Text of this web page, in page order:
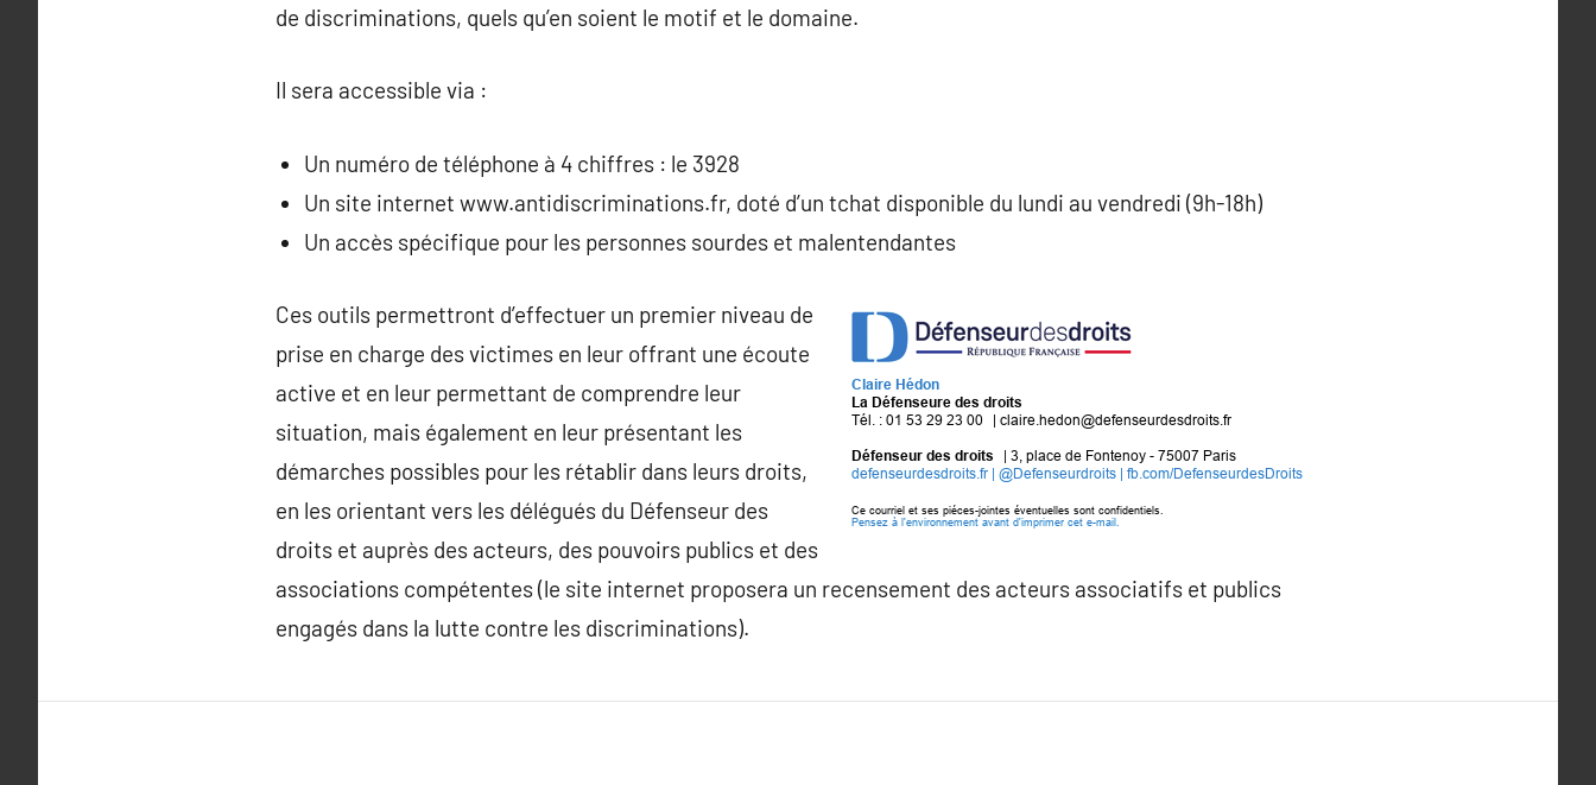
de discriminations, quels qu’en soient le motif et le domaine.
Il sera accessible via :
Un numéro de téléphone à 4 chiffres : le 3928
Un site internet www.antidiscriminations.fr, doté d’un tchat disponible du lundi au vendredi (9h-18h)
Un accès spécifique pour les personnes sourdes et malentendantes
Ces outils permettront d’effectuer un premier niveau de
prise en charge des victimes en leur offrant une écoute
active et en leur permettant de comprendre leur
situation, mais également en leur présentant les
démarches possibles pour les rétablir dans leurs droits,
en les orientant vers les délégués du Défenseur des
droits et auprès des acteurs, des pouvoirs publics et des
associations compétentes (le site internet proposera un recensement des acteurs associatifs et publics
engagés dans la lutte contre les discriminations).